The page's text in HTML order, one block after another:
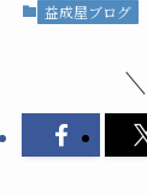
益成屋ブログ